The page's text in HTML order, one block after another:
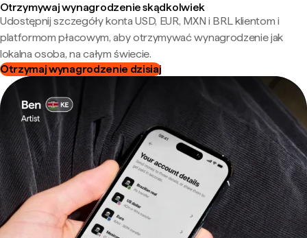
Otrzymywaj wynagrodzenie skądkolwiek
Udostępnij szczegóły konta USD, EUR, MXN i BRL klientom i
platformom płacowym, aby otrzymywać wynagrodzenie jak
lokalna osoba, na całym świecie.
Otrzymaj wynagrodzenie dzisiaj